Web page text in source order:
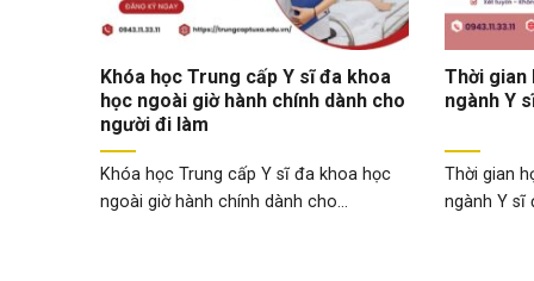
Khóa học Trung cấp Y sĩ đa khoa
học ngoài giờ hành chính dành cho
người đi làm
Khóa học Trung cấp Y sĩ đa khoa học
ngoài giờ hành chính dành cho...
Thời gian
ngành Y
Thời gian
ngành Y sĩ